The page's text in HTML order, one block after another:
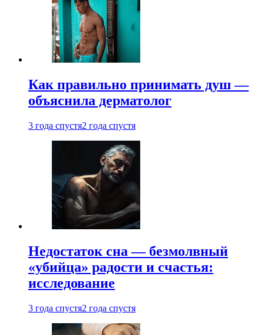
Как правильно принимать душ —
объяснила дерматолог
3 года спустя2 года спустя
Недостаток сна — безмолвный
«убийца» радости и счастья:
исследование
3 года спустя2 года спустя